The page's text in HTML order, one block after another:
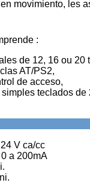
movimiento, les
:
de 12, 16 ou 20
AT/PS2,
de acceso,
teclados
V ca/cc
a 200mA